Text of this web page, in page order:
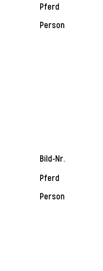
Pferd
Person
Bild-Nr.
Pferd
Person